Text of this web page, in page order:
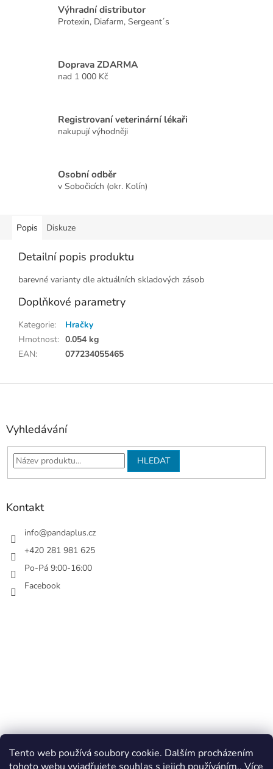
Tento web používá soubory cookie. Dalším procházením
Výhradní distributor
Protexin, Diafarm, Sergeant´s
Doprava ZDARMA
nad 1 000 Kč
Registrovaní veterinární lékaři
nakupují výhodněji
Osobní odběr
v Sobočicích (okr. Kolín)
Popis Diskuze
Detailní popis produktu
barevné varianty dle aktuálních skladových zásob
Doplňkové parametry
Kategorie:
Hračky
Hmotnost: 0.054 kg
EAN: 077234055465
Z
Vyhledávání
HLEDAT
Kontakt
info@pandaplus.cz
+420 281 981 625
Po-Pá 9:00-16:00
Facebook